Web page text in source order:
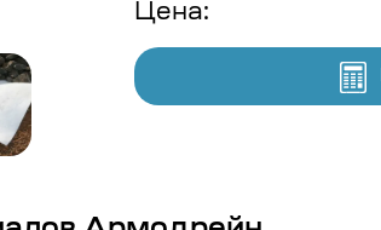
Цена: